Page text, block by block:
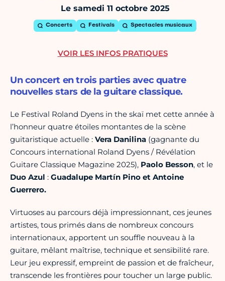
Le samedi 11 octobre 2025
Concerts Festivals Spectacles musicaux
Un concert en trois parties avec quatre
nouvelles stars de la guitare classique.
Le Festival Roland Dyens in the skaï met cette année à
l’honneur quatre étoiles montantes de la scène
guitaristique actuelle : Vera Danilina (gagnante du
Concours international Roland Dyens / Révélation
Guitare Classique Magazine 2025), Paolo Besson, et le
Duo Azul : Guadalupe Martín Pino et Antoine
Guerrero.
Virtuoses au parcours déjà impressionnant, ces jeunes
artistes, tous primés dans de nombreux concours
internationaux, apportent un souffle nouveau à la
guitare, mêlant maîtrise, technique et sensibilité rare.
Leur jeu expressif, empreint de passion et de fraîcheur,
transcende les frontières pour toucher un large public.
VOIR LES INFOS PRATIQUES